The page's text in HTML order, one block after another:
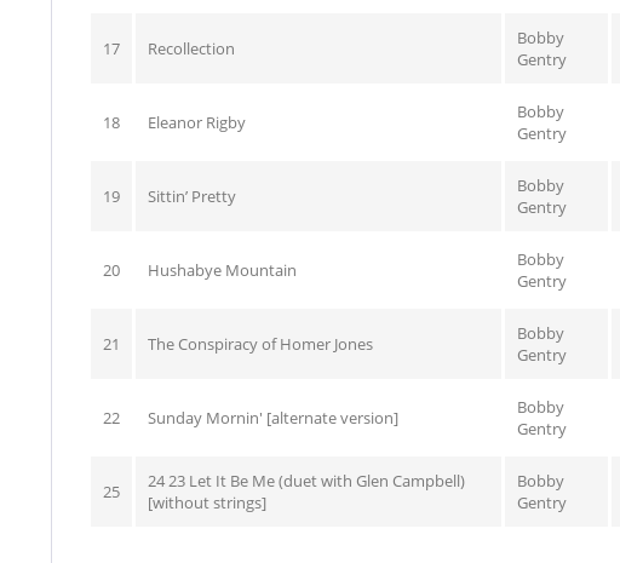
17 Recollection
Bobby
Gentry
18 Eleanor Rigby
Bobby
Gentry
19 Sittin’ Pretty
Bobby
Gentry
20 Hushabye Mountain
Bobby
Gentry
21 The Conspiracy of Homer Jones
Bobby
Gentry
22 Sunday Mornin' [alternate version]
Bobby
Gentry
25
24 23 Let It Be Me (duet with Glen Campbell)
[without strings]
Bobby
Gentry